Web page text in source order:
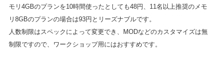
モリ4GBのプランを10時間使ったとしても48円、11名以上推奨のメモ
リ8GBのプランの場合は93円とリーズナブルです。
人数制限はスペックによって変更でき、MODなどのカスタマイズは無
制限ですので、ワークショップ用にはおすすめです。